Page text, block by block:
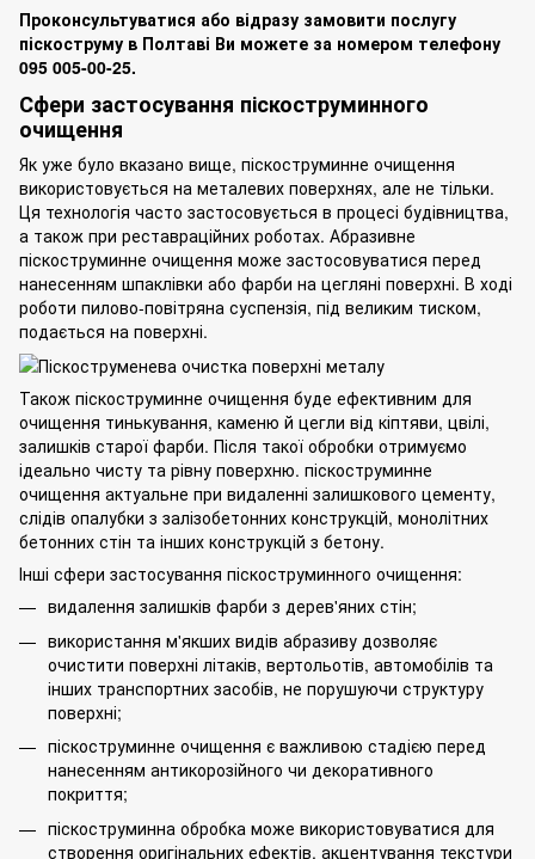
Проконсультуватися або відразу замовити послугу
піскоструму в Полтаві Ви можете за номером телефону
095 005-00-25.
Сфери застосування піскоструминного
очищення
Як уже було вказано вище, піскоструминне очищення
використовується на металевих поверхнях, але не тільки.
Ця технологія часто застосовується в процесі будівництва,
а також при реставраційних роботах. Абразивне
піскоструминне очищення може застосовуватися перед
нанесенням шпаклівки або фарби на цегляні поверхні. В ході
роботи пилово-повітряна суспензія, під великим тиском,
подається на поверхні.
Також піскоструминне очищення буде ефективним для
очищення тинькування, каменю й цегли від кіптяви, цвілі,
залишків старої фарби. Після такої обробки отримуємо
ідеально чисту та рівну поверхню. піскоструминне
очищення актуальне при видаленні залишкового цементу,
слідів опалубки з залізобетонних конструкцій, монолітних
бетонних стін та інших конструкцій з бетону.
Інші сфери застосування піскоструминного очищення:
видалення залишків фарби з дерев'яних стін;
використання м'якших видів абразиву дозволяє
очистити поверхні літаків, вертольотів, автомобілів та
інших транспортних засобів, не порушуючи структуру
поверхні;
піскоструминне очищення є важливою стадією перед
нанесенням антикорозійного чи декоративного
покриття;
піскоструминна обробка може використовуватися для
створення оригінальних ефектів, акцентування текстури